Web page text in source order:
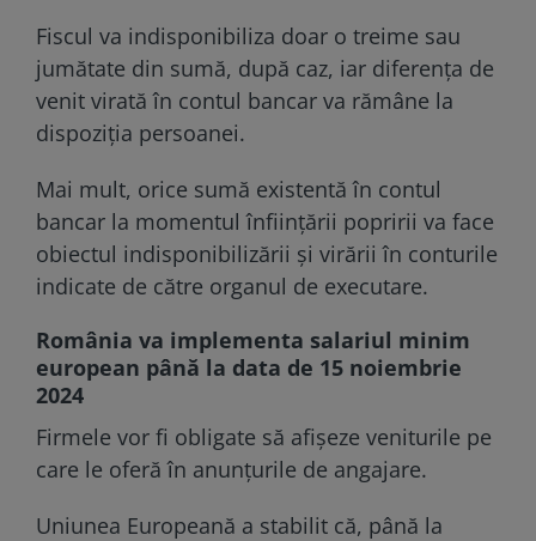
Fiscul va indisponibiliza doar o treime sau
jumătate din sumă, după caz, iar diferența de
venit virată în contul bancar va rămâne la
dispoziția persoanei.
Mai mult, orice sumă existentă în contul
bancar la momentul înființării popririi va face
obiectul indisponibilizării și virării în conturile
indicate de către organul de executare.
România va implementa salariul minim
european până la data de 15 noiembrie
2024
Firmele vor fi obligate să afișeze veniturile pe
care le oferă în anunțurile de angajare.
Uniunea Europeană a stabilit că, până la